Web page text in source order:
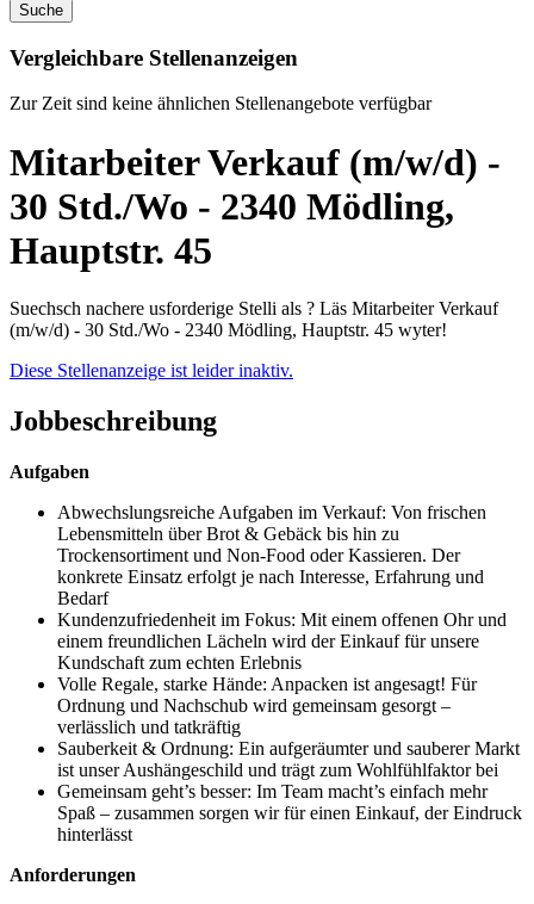
Suche
Vergleichbare Stellenanzeigen
Zur Zeit sind keine ähnlichen Stellenangebote verfügbar
Mitarbeiter Verkauf (m/w/d) -
30 Std./Wo - 2340 Mödling,
Hauptstr. 45
Suechsch nachere usforderige Stelli als ? Läs Mitarbeiter Verkauf
(m/w/d) - 30 Std./Wo - 2340 Mödling, Hauptstr. 45 wyter!
Diese Stellenanzeige ist leider inaktiv.
Jobbeschreibung
Aufgaben
Abwechslungsreiche Aufgaben im Verkauf: Von frischen
Lebensmitteln über Brot & Gebäck bis hin zu
Trockensortiment und Non-Food oder Kassieren. Der
konkrete Einsatz erfolgt je nach Interesse, Erfahrung und
Bedarf
Kundenzufriedenheit im Fokus: Mit einem offenen Ohr und
einem freundlichen Lächeln wird der Einkauf für unsere
Kundschaft zum echten Erlebnis
Volle Regale, starke Hände: Anpacken ist angesagt! Für
Ordnung und Nachschub wird gemeinsam gesorgt –
verlässlich und tatkräftig
Sauberkeit & Ordnung: Ein aufgeräumter und sauberer Markt
ist unser Aushängeschild und trägt zum Wohlfühlfaktor bei
Gemeinsam geht’s besser: Im Team macht’s einfach mehr
Spaß – zusammen sorgen wir für einen Einkauf, der Eindruck
hinterlässt
Anforderungen